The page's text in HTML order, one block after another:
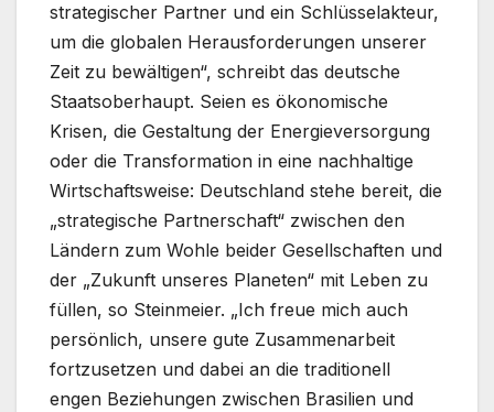
strategischer Partner und ein Schlüsselakteur,
um die globalen Herausforderungen unserer
Zeit zu bewältigen“, schreibt das deutsche
Staatsoberhaupt. Seien es ökonomische
Krisen, die Gestaltung der Energieversorgung
oder die Transformation in eine nachhaltige
Wirtschaftsweise: Deutschland stehe bereit, die
„strategische Partnerschaft“ zwischen den
Ländern zum Wohle beider Gesellschaften und
der „Zukunft unseres Planeten“ mit Leben zu
füllen, so Steinmeier. „Ich freue mich auch
persönlich, unsere gute Zusammenarbeit
fortzusetzen und dabei an die traditionell
engen Beziehungen zwischen Brasilien und